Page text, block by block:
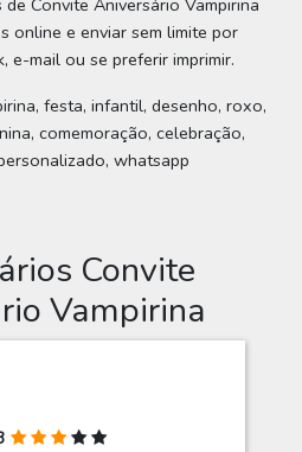
Convite Aniversário Vampirina
online e enviar sem limite por
e-mail ou se preferir imprimir.
festa, infantil, desenho, roxo,
comemoração, celebração,
whatsapp
Convite
Vampirina